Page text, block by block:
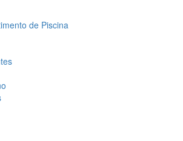
de Piscina